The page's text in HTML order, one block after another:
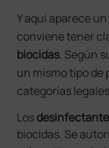
Y aquí aparece
conviene tener
biocidas. Según
un mismo tipo de
categorías
Los
biocidas. Se